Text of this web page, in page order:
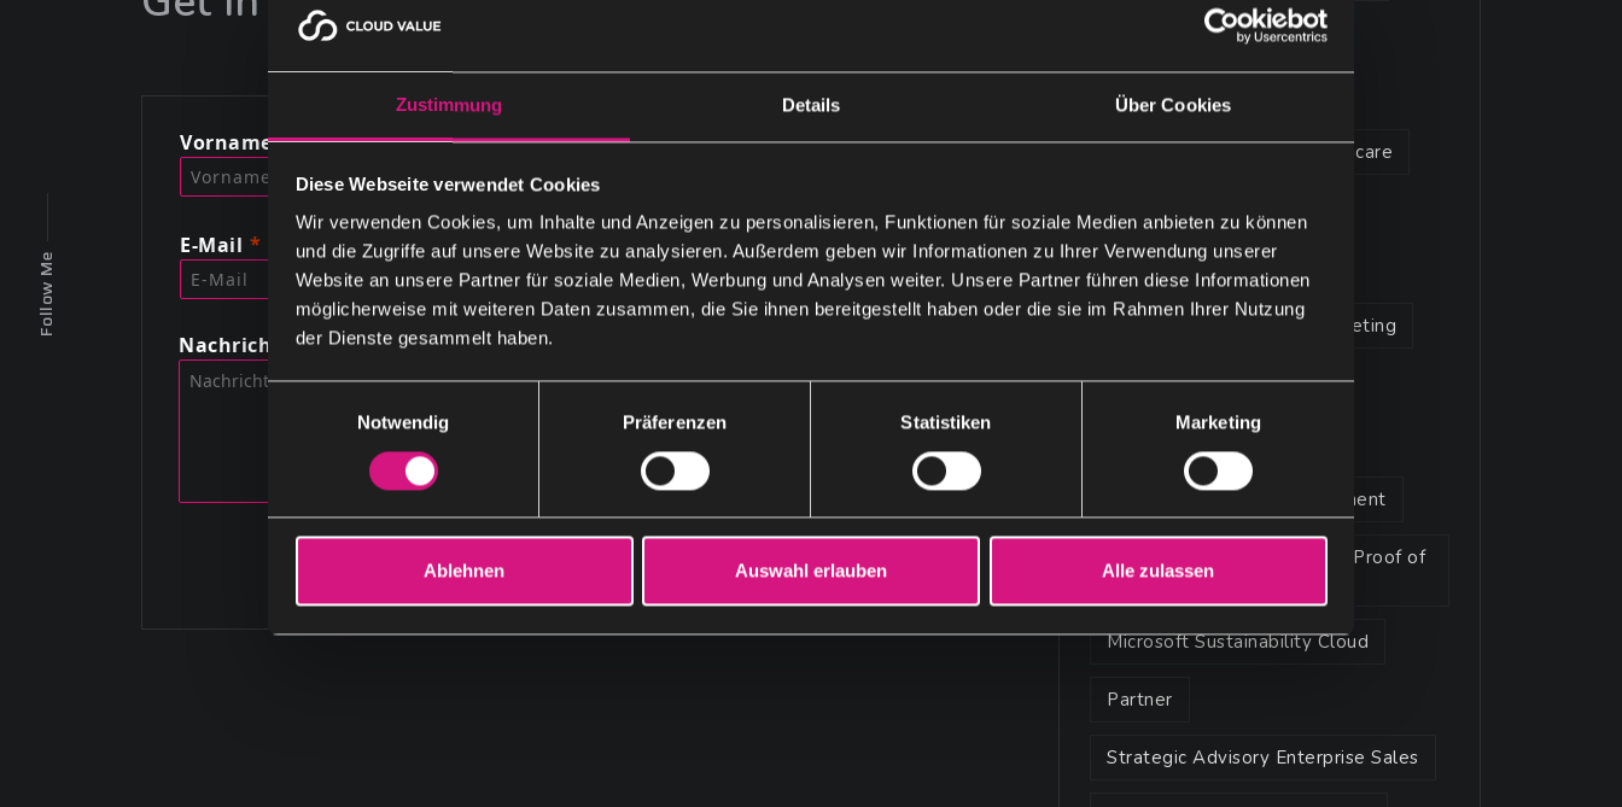
Zustimmung Details Über Cookies
Diese Webseite verwendet Cookies
Wir verwenden Cookies, um Inhalte und Anzeigen zu personalisieren, Funktionen für soziale Medien anbieten zu können
und die Zugriffe auf unsere Website zu analysieren. Außerdem geben wir Informationen zu Ihrer Verwendung unserer
Website an unsere Partner für soziale Medien, Werbung und Analysen weiter. Unsere Partner führen diese Informationen
möglicherweise mit weiteren Daten zusammen, die Sie ihnen bereitgestellt haben oder die sie im Rahmen Ihrer Nutzung
der Dienste gesammelt haben.
E
i
Notwendig Präferenzen Statistiken Marketing
Ablehnen Auswahl erlauben Alle zulassen
Follow Me
Vorname
E-Mail
Nachname
Telefon
Nachricht
ai in business
ai in customer service
ai in healthcare
ai marketing strategy
ai workflow
artificial intelligence in marketing
Legal Advisory
Microsoft Alliance Management
Microsoft Pitch Perfect and Proof of
Concept Service
Microsoft Sustainability Cloud
Partner
Strategic Advisory Enterprise Sales